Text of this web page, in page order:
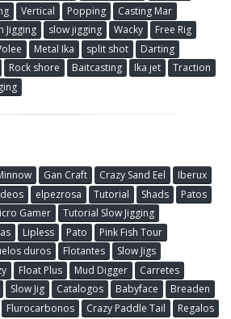
Vertical Popping
Casting Mar
Jigging slow jigging Wacky
Free Rig
Metal Ika split shot
Darting
Rock shore Baitcasting Ika jet
Traction
Gan Craft Crazy Sand Eel
Iberux
elpezrosa Tutorial Shads
Patos
Gamer
Tutorial Slow Jigging
Lipless Pato
Pink Fish Tour
duros Flotantes
Slow Jigs
Float Plus Mud Digger
Carretes
Slow Jig Catalogos Babyface
Breaden
Flurocarbonos Crazy Paddle Tail
Regalos